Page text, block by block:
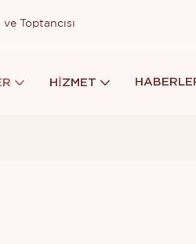
Toptancısı
HIZMET